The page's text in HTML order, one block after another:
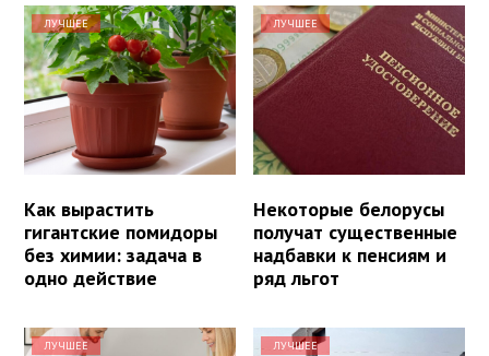
ЛУЧШЕЕ
Как вырастить
гигантские помидоры
без химии: задача в
одно действие
ЛУЧШЕЕ
Некоторые белорусы
получат существенные
надбавки к пенсиям и
ряд льгот
ЛУЧШЕЕ ЛУЧШЕЕ